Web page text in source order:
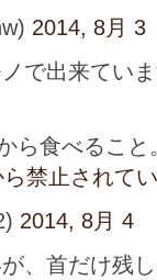
2014, 8月 3
で出来てい
ら食べるこ
禁止されて
2014, 8月 4
、首だけ残